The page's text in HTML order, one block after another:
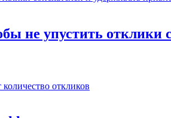
не упустить